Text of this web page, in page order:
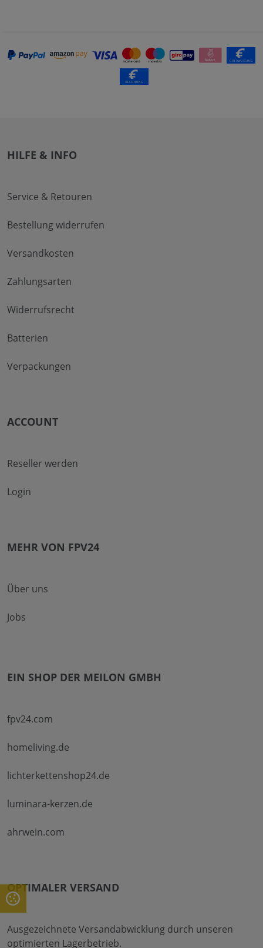
HILFE & INFO
Service & Retouren
Bestellung widerrufen
Versandkosten
Zahlungsarten
Widerrufsrecht
Batterien
Verpackungen
ACCOUNT
Reseller werden
Login
MEHR VON FPV24
Über uns
Jobs
EIN SHOP DER MEILON GMBH
fpv24.com
homeliving.de
lichterkettenshop24.de
luminara-kerzen.de
ahrwein.com
OPTIMALER VERSAND
Ausgezeichnete Versandabwicklung durch unseren
optimierten Lagerbetrieb.